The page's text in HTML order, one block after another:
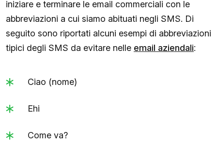
iniziare e terminare le email commerciali con le
abbreviazioni a cui siamo abituati negli SMS. Di
seguito sono riportati alcuni esempi di abbreviazioni
tipici degli SMS da evitare nelle email aziendali:
Ciao (nome)
Ehi
Come va?